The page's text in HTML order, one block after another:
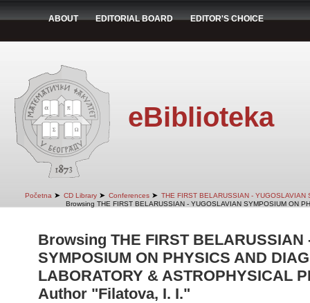
ABOUT EDITORIAL BOARD EDITOR'S CHOICE
eBiblioteka
Početna ➤ CD Library ➤ Conferences ➤ THE FIRST BELARUSSIAN -
Browsing THE FIRST BELARUSSIAN - YUGOSLAVIAN SYMPOSIUM ON
Browsing THE FIRST BELARUSSIAN
SYMPOSIUM ON PHYSICS AND
LABORATORY & ASTROPHYSICAL
Author "Filatova, I. I."